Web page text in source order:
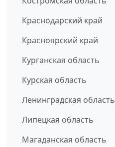
Краснодарский край
Красноярский край
Курганская область
Курская область
Ленинградская область
Липецкая область
Магаданская область